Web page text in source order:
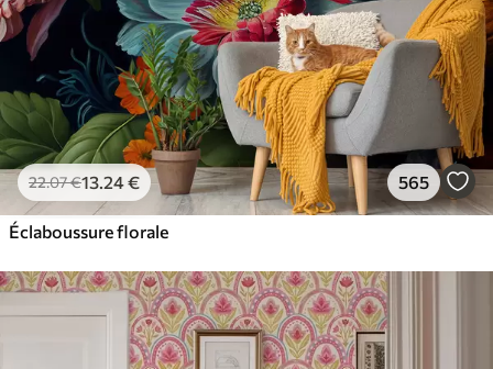
22.07€13.24€ 565
Éclaboussure florale